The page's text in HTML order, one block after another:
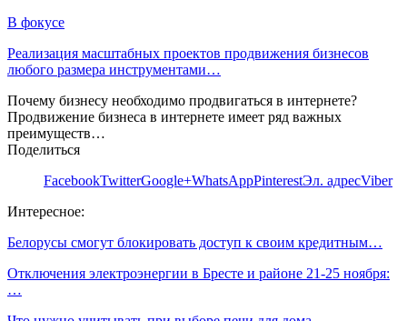
В фокусе
Реализация масштабных проектов продвижения бизнесов
любого размера инструментами…
Почему бизнесу необходимо продвигаться в интернете?
Продвижение бизнеса в интернете имеет ряд важных
преимуществ…
Поделиться
FacebookTwitterGoogle+WhatsAppPinterestЭл. адресViber
Интересное:
Белорусы смогут блокировать доступ к своим кредитным…
Отключения электроэнергии в Бресте и районе 21-25 ноября:
…